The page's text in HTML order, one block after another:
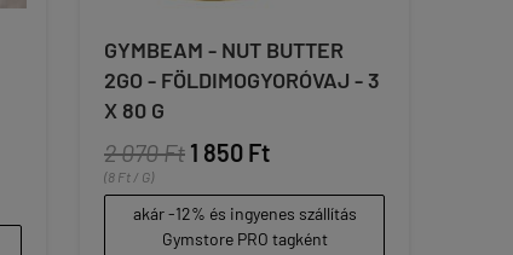
GYMBEAM - NUT BUTTER
2GO - FÖLDIMOGYORÓVAJ - 3
X 80 G
2 070 Ft 1 850 Ft
(8 Ft / G)
akár -12% és ingyenes szállítás
Gymstore PRO tagként